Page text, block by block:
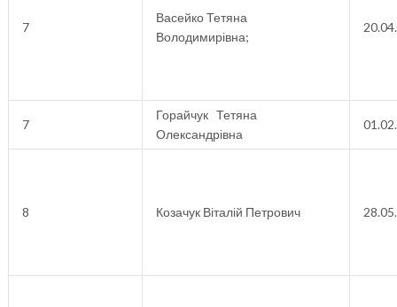
7
Васейко Тетяна
Володимирівна;
7
Горайчук Тетяна
Олександрівна
8 Козачук Віталій Петрович